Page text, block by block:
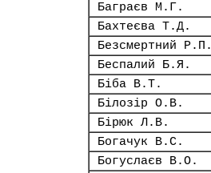
Баграєв М.Г.
Бахтеєва Т.Д.
Безсмертний Р.П.
Беспалий Б.Я.
Біба В.Т.
Білозір О.В.
Бірюк Л.В.
Богачук В.С.
Богуслаєв В.О.